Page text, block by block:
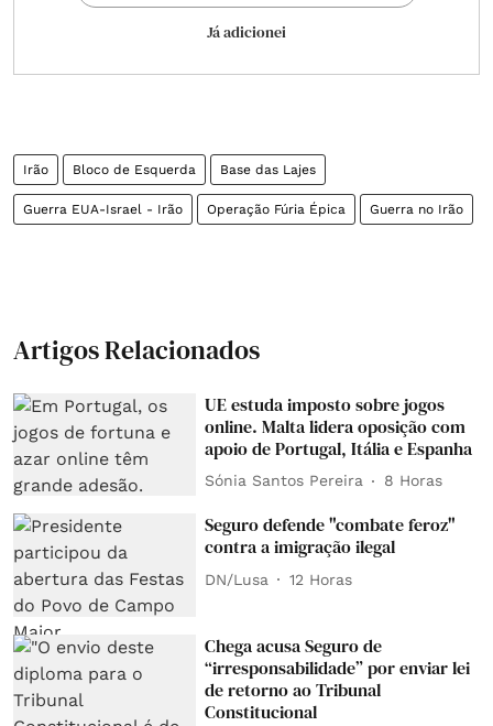
Já adicionei
Irão Bloco de Esquerda Base das Lajes
Guerra EUA-Israel - Irão Operação Fúria Épica Guerra no Irão
Artigos Relacionados
UE estuda imposto sobre jogos
online. Malta lidera oposição com
apoio de Portugal, Itália e Espanha
Sónia Santos Pereira 8 Horas
Seguro defende "combate feroz"
contra a imigração ilegal
DN/Lusa 12 Horas
Chega acusa Seguro de
“irresponsabilidade” por enviar lei
de retorno ao Tribunal
Constitucional